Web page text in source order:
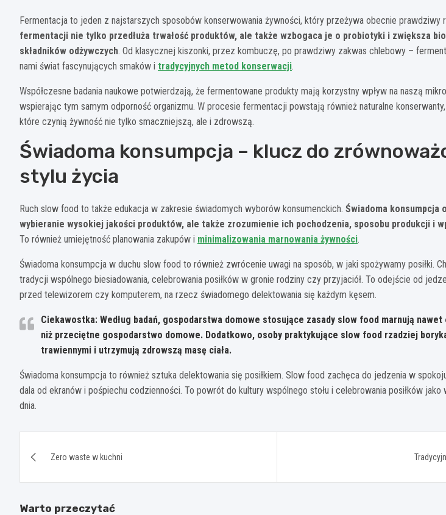
Fermentacja to jeden z najstarszych sposobów konserwowania żywności, który przeżywa obecnie prawdziwy
fermentacji nie tylko przedłuża trwałość produktów, ale także wzbogaca je o probiotyki i zwiększa
składników odżywczych. Od klasycznej kiszonki, przez kombuczę, po prawdziwy zakwas chlebowy –
nami świat fascynujących smaków i tradycyjnych metod konserwacji.
Współczesne badania naukowe potwierdzają, że fermentowane produkty mają korzystny wpływ na naszą
wspierając tym samym odporność organizmu. W procesie fermentacji powstają również naturalne
które czynią żywność nie tylko smaczniejszą, ale i zdrowszą.
Świadoma konsumpcja – klucz do
stylu życia
Ruch slow food to także edukacja w zakresie świadomych wyborów konsumenckich. Świadoma konsumpcja
wybieranie wysokiej jakości produktów, ale także zrozumienie ich pochodzenia, sposobu produkcji i
To również umiejętność planowania zakupów i minimalizowania marnowania żywności.
Świadoma konsumpcja w duchu slow food to również zwrócenie uwagi na sposób, w jaki spożywamy posiłki.
tradycji wspólnego biesiadowania, celebrowania posiłków w gronie rodziny czy przyjaciół. To odejście od
przed telewizorem czy komputerem, na rzecz świadomego delektowania się każdym kęsem.
Ciekawostka: Według badań, gospodarstwa domowe stosujące zasady slow food marnują nawet
niż przeciętne gospodarstwo domowe. Dodatkowo, osoby praktykujące slow food rzadziej
trawiennymi i utrzymują zdrowszą masę ciała.
Świadoma konsumpcja to również sztuka delektowania się posiłkiem. Slow food zachęca do jedzenia w
dala od ekranów i pośpiechu codzienności. To powrót do kultury wspólnego stołu i celebrowania posiłków jako
dnia.
wpisuZero waste w kuchni
Warto przeczytać